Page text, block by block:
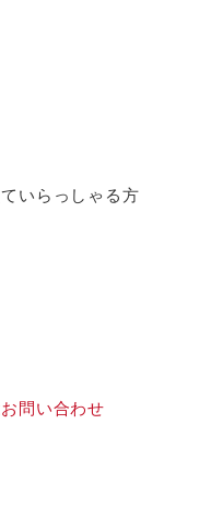
いらっしゃる方
お問い合わせ